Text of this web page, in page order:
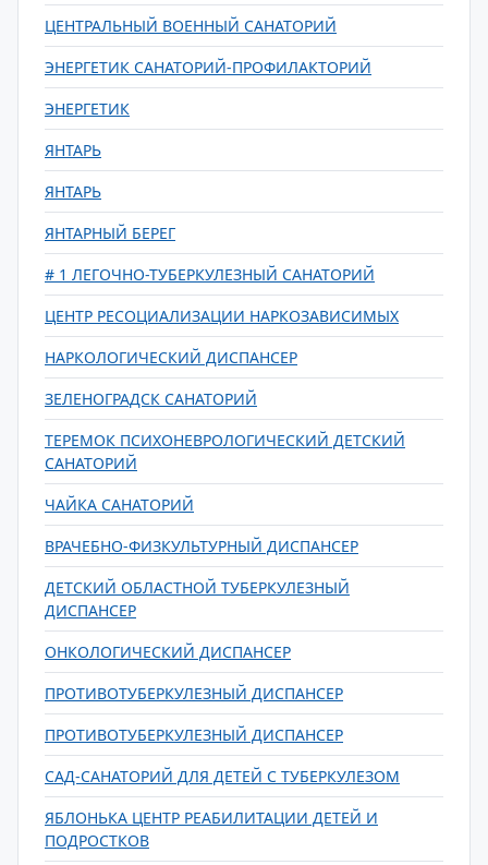
ЦЕНТРАЛЬНЫЙ ВОЕННЫЙ САНАТОРИЙ
ЭНЕРГЕТИК САНАТОРИЙ-ПРОФИЛАКТОРИЙ
ЭНЕРГЕТИК
ЯНТАРЬ
ЯНТАРЬ
ЯНТАРНЫЙ БЕРЕГ
# 1 ЛЕГОЧНО-ТУБЕРКУЛЕЗНЫЙ САНАТОРИЙ
ЦЕНТР РЕСОЦИАЛИЗАЦИИ НАРКОЗАВИСИМЫХ
НАРКОЛОГИЧЕСКИЙ ДИСПАНСЕР
ЗЕЛЕНОГРАДСК САНАТОРИЙ
ТЕРЕМОК ПСИХОНЕВРОЛОГИЧЕСКИЙ ДЕТСКИЙ
САНАТОРИЙ
ЧАЙКА САНАТОРИЙ
ВРАЧЕБНО-ФИЗКУЛЬТУРНЫЙ ДИСПАНСЕР
ДЕТСКИЙ ОБЛАСТНОЙ ТУБЕРКУЛЕЗНЫЙ
ДИСПАНСЕР
ОНКОЛОГИЧЕСКИЙ ДИСПАНСЕР
ПРОТИВОТУБЕРКУЛЕЗНЫЙ ДИСПАНСЕР
ПРОТИВОТУБЕРКУЛЕЗНЫЙ ДИСПАНСЕР
САД-САНАТОРИЙ ДЛЯ ДЕТЕЙ С ТУБЕРКУЛЕЗОМ
ЯБЛОНЬКА ЦЕНТР РЕАБИЛИТАЦИИ ДЕТЕЙ И
ПОДРОСТКОВ